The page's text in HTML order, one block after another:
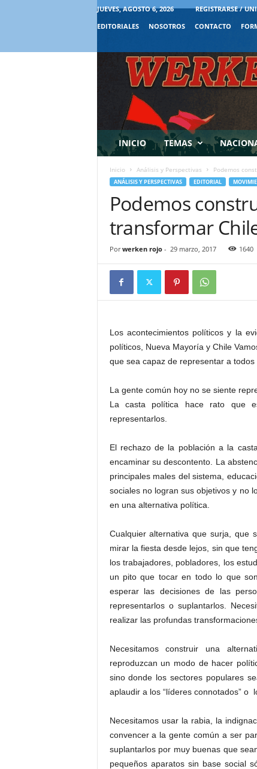
JUEVES, AGOSTO 6, 2026
REGISTRARSE /
EDITORIALES
NOSOTROS CONTACTO
INICIO TEMAS
Inicio Análisis y Perspectivas Podemos
ANÁLISIS Y PERSPECTIVAS EDITORIAL
Podemos
transformar
Por werken rojo- 29 marzo, 2017 1640
Los acontecimientos políticos y la
políticos, Nueva Mayoría y Chile
que sea capaz de representar a
La gente común hoy no se siente
La casta política hace rato que
representarlos.
El rechazo de la población a la
encaminar su descontento. La
principales males del sistema,
sociales no logran sus objetivos y no
en una alternativa política.
Cualquier alternativa que surja, que
mirar la fiesta desde lejos, sin que
los trabajadores, pobladores, los
un pito que tocar en todo lo que
esperar las decisiones de las
representarlos o suplantarlos.
realizar las profundas
Necesitamos construir una
reproduzcan un modo de hacer
sino donde los sectores populares
aplaudir a los “líderes connotados” o
Necesitamos usar la rabia, la
convencer a la gente común a ser
suplantarlos por muy buenas que
pequeños aparatos sin base social